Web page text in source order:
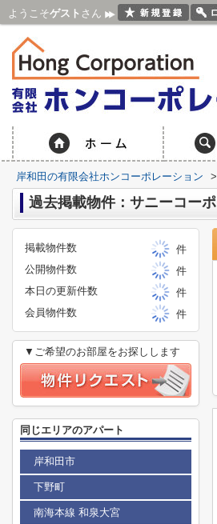
ようこそゲスト さん
岸和田の有限会社ホンコーポレーション >
過去掲載物件：サニーコーポ
掲載物件数
件
公開物件数
件
本日の更新件数
件
会員物件数
件
▼ご希望のお部屋をお探しします
同じエリアのアパート
岸和田市
下野町
南海本線 和泉大宮